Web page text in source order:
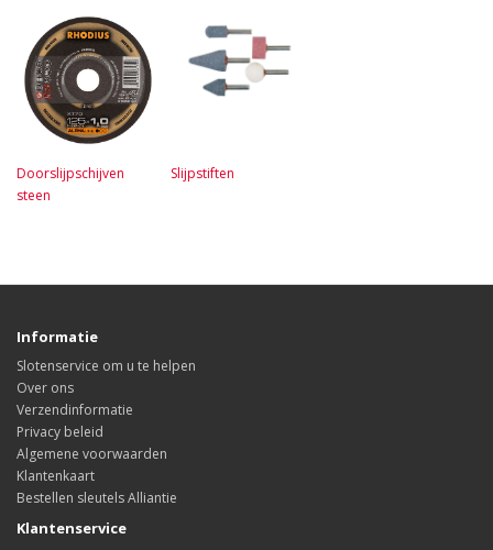
Doorslijpschijven
steen
Slijpstiften
Informatie
Slotenservice om u te helpen
Over ons
Verzendinformatie
Privacy beleid
Algemene voorwaarden
Klantenkaart
Bestellen sleutels Alliantie
Klantenservice